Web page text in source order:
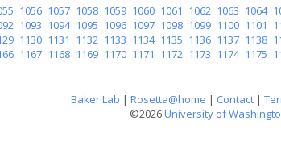
1056 1057 1058 1059 1060 1061 1062 1063 1064
1093 1094 1095 1096 1097 1098 1099 1100 1101
1130 1131 1132 1133 1134 1135 1136 1137 1138
1167 1168 1169 1170 1171 1172 1173 1174 1175
Baker Lab | Rosetta@home | Contact |
©2026University of